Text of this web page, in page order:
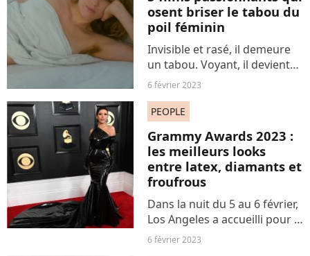
osent briser le tabou du
poil féminin
Invisible et rasé, il demeure
un tabou. Voyant, il devient
forcément militant. Ainsi
poil féminin dans notre
société. Et c'est pareil à
l'écran. C'est...
6 février 2023
PEOPLE
Grammy Awards 2023 :
les meilleurs looks
entre latex, diamants et
froufrous
Dans la nuit du 5 au 6 février,
Los Angeles a accueilli pour la
65e année consécutive des
6 février 2023